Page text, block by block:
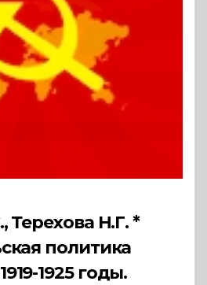
Терехова Н.Г. *
политика
1925 годы.